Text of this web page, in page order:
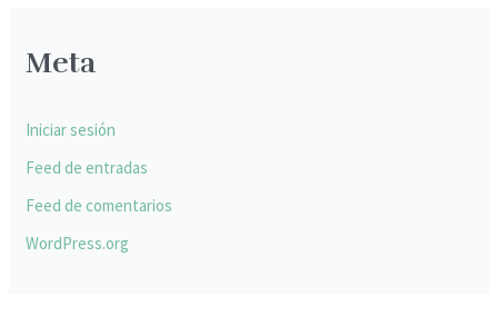
Meta
Iniciar sesión
Feed de entradas
Feed de comentarios
WordPress.org